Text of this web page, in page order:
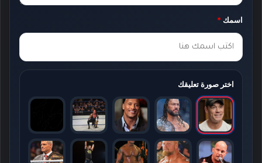
ك
*
اسمك *
اختر صورة تعليقك